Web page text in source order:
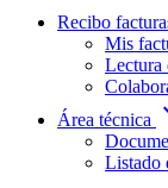
Recibo
Mis
Lectura
Área técnica
Listado